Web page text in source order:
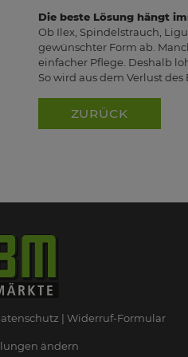
Die beste Lösung hängt
Ob Ilex, Spindelstrauch,
gewünschter Form ab.
einfacher Pflege. Deshalb
So wird aus dem Verlust
ZURÜCK
Widerruf-Formular
ändern